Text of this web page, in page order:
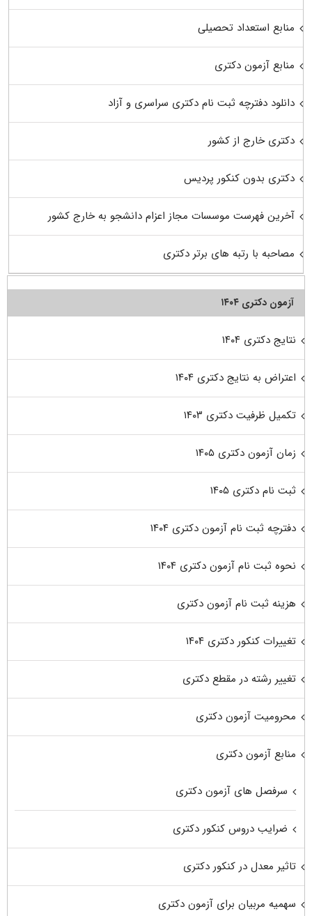
منابع استعداد تحصیلی
منابع آزمون دکتری
دانلود دفترچه ثبت نام دکتری سراسری و آزاد
دکتری خارج از کشور
دکتری بدون کنکور پردیس
آخرین فهرست موسسات مجاز اعزام دانشجو به خارج کشور
مصاحبه با رتبه های برتر دکتری
آزمون دکتری ۱۴۰۴
نتایج دکتری ۱۴۰۴
اعتراض به نتایج دکتری ۱۴۰۴
تکمیل ظرفیت دکتری ۱۴۰۳
زمان آزمون دکتری ۱۴۰۵
ثبت نام دکتری ۱۴۰۵
دفترچه ثبت نام آزمون دکتری ۱۴۰۴
نحوه ثبت نام آزمون دکتری ۱۴۰۴
هزینه ثبت نام آزمون دکتری
تغییرات کنکور دکتری ۱۴۰۴
تغییر رشته در مقطع دکتری
محرومیت آزمون دکتری
منابع آزمون دکتری
سرفصل های آزمون دکتری
ضرایب دروس کنکور دکتری
تاثیر معدل در کنکور دکتری
سهمیه مربیان برای آزمون دکتری